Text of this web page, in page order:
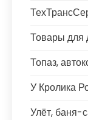
Товары для
Топаз,
У Кролика
Улёт, баня-